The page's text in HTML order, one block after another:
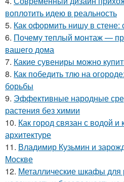
воплотить идею в реальность
5. Как оформить нишу в стене:
6. Почему теплый монтаж —
вашего дома
7. Какие сувениры можно
8. Как победить тлю на
борьбы
9. Эффективные народные
растения без химии
10. Как город связан с водой и
архитектуре
11. Владимир Кузьмин и
Москве
12. Металлические шкафы для